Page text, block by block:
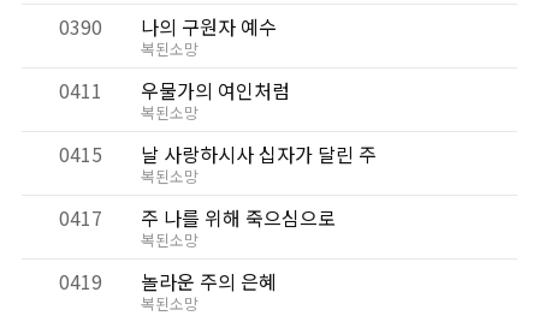
0390 나의 구원자 예수
복된소망
0411 우물가의 여인처럼
복된소망
0415 날 사랑하시사 십자가 달린 주
복된소망
0417 주 나를 위해 죽으심으로
복된소망
0419 놀라운 주의 은혜
복된소망